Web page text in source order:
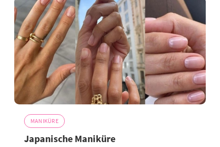
MANIKÜRE
Japanische Maniküre